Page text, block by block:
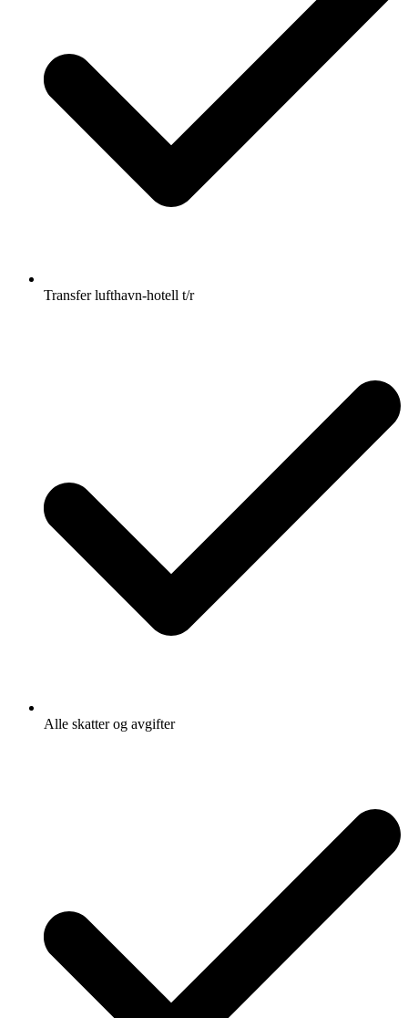
Transfer lufthavn-hotell t/r
Alle skatter og avgifter